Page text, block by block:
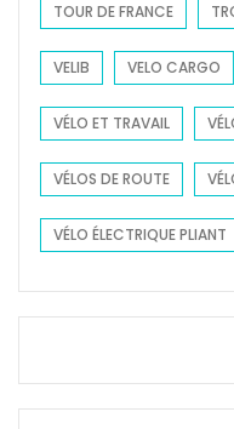
TOUR DE FRANCE
VELIB VELO CARGO
VÉLO ET TRAVAIL
VÉLOS DE ROUTE
VÉLO ÉLECTRIQUE PLIANT